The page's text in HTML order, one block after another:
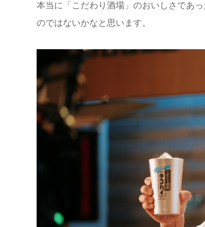
本当に「こだわり酒場」のおいしさであ
のではないかなと思います。